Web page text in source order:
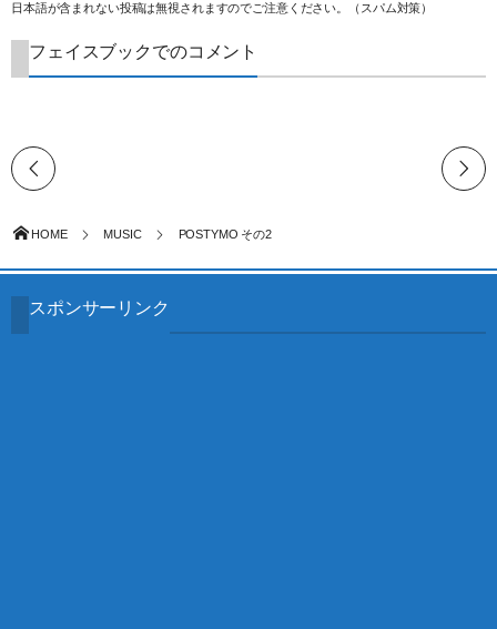
日本語が含まれない投稿は無視されますのでご注意ください。（スパム対策）
フェイスブックでのコメント
HOME MUSIC POSTYMO その2
スポンサーリンク